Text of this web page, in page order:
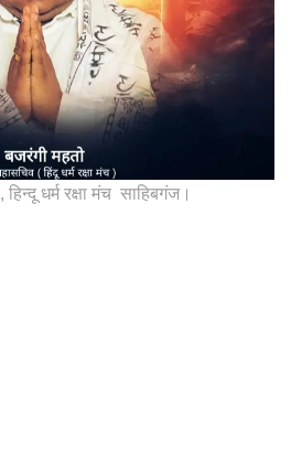
धर्म रक्षा मंच साहिबगंज।